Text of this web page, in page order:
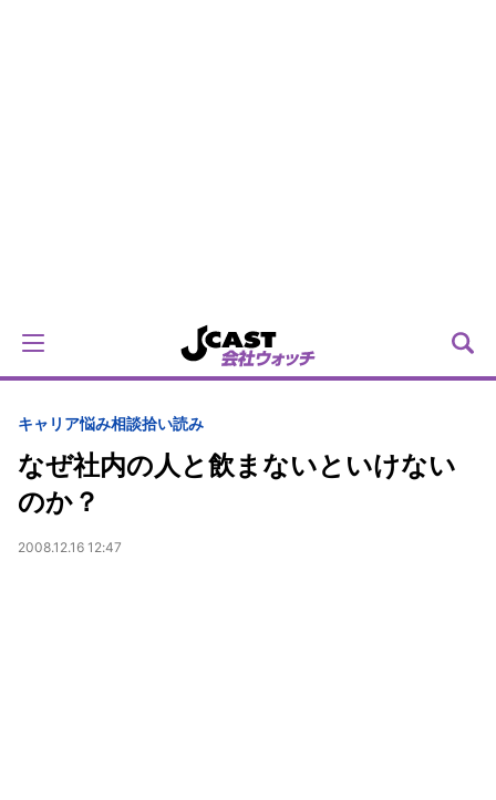
キャリア悩み相談拾い読み
なぜ社内の人と飲まないといけない
のか？
2008.12.16 12:47